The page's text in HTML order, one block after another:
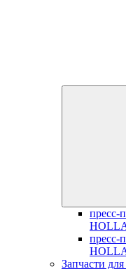
пресс-
пресс-
Запчасти